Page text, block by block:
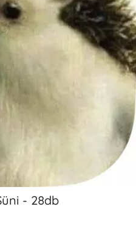
- 28db